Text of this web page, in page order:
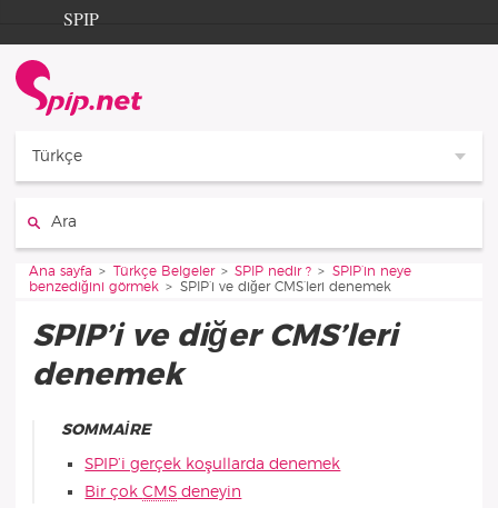
Aller au contenu
Aller à la navigation
SPIP
Documentation
Contribution
Türkçe
Vous êtes ici :
Ana sayfa Türkçe Belgeler SPIP nedir ?
SPIP’in neye
benzediğini görmek
SPIP’i ve diğer CMS’leri denemek
SPIP’i ve diğer CMS’leri
denemek
SOMMAIRE
SPIP’i gerçek koşullarda denemek
Bir çokCMS deneyin